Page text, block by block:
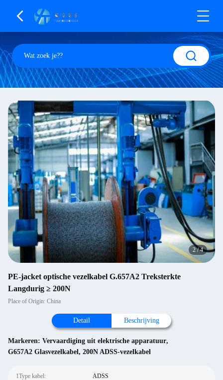
2/4
PE-jacket optische vezelkabel G.657A2 Treksterkte
Langdurig ≥ 200N
Place of Origin: China
Detail Beschrijving
Markeren: Vervaardiging uit elektrische apparatuur,
G657A2 Glasvezelkabel, 200N ADSS-vezelkabel
1Type kabel: ADSS